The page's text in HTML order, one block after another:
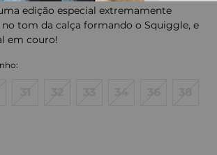
edição especial extremamente
tom da calça formando o Squiggle, e
em couro!